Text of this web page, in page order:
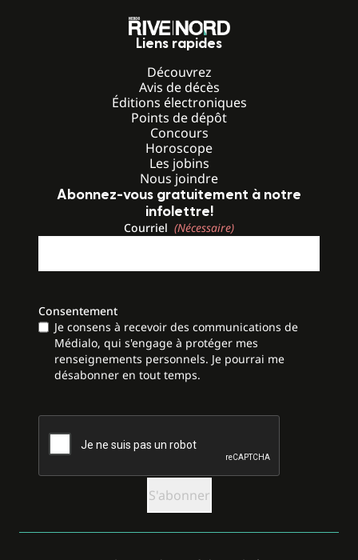
Liens rapides
Découvrez
Avis de décès
Éditions électroniques
Points de dépôt
Concours
Horoscope
Les jobins
Nous joindre
Abonnez-vous gratuitement à notre
infolettre!
Courriel (Nécessaire)
Consentement
Je consens à recevoir des communications de
Médialo, qui s'engage à protéger mes
renseignements personnels. Je pourrai me
désabonner en tout temps.